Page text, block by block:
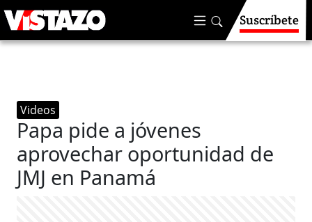
Suscríbete
Videos
Papa pide a jóvenes
aprovechar oportunidad de
JMJ en Panamá